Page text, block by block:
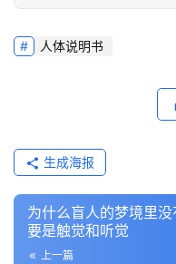
人体说明书
生成海报
为什么盲人的梦境里
要是触觉和听觉
上一篇